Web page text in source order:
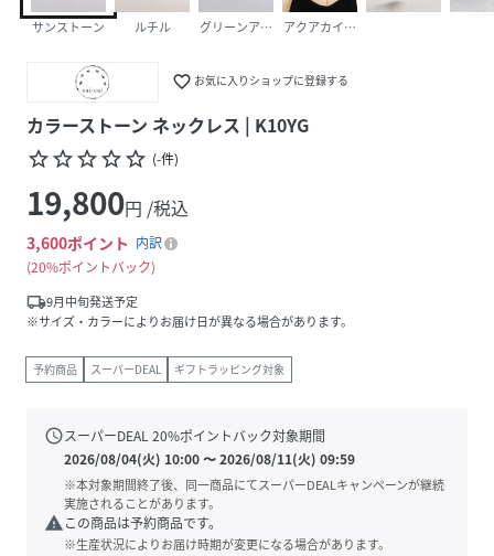
サンストーン ルチル グリーンアメベンチュリン
アクアカイヤナイト
favorite_border お気に入りショップに登録する
カラーストーン ネックレス | K10YG
star_borderstar_borderstar_borderstar_borderstar_border (-件)
19,800円 /税込
3,600ポイント 内訳
20%ポイントバック
local_shipping9月中旬発送予定
※サイズ・カラーによりお届け日が異なる場合があります。
予約商品 スーパーDEAL ギフトラッピング対象
scheduleスーパーDEAL20%ポイントバック対象期間
2026/08/04(火) 10:00〜2026/08/11(火) 09:59
※本対象期間終了後、同一商品にてスーパーDEALキャンペーンが継続
実施されることがあります。
warning この商品は予約商品です。
※生産状況によりお届け時期が変更になる場合があります。